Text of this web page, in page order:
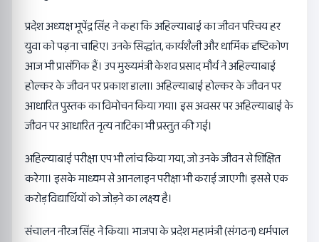
प्रदेश अध्यक्ष भूपेंद्र सिंह ने कहा कि अहिल्याबाई का जीवन परिचय हर
युवा को पढ़ना चाहिए। उनके सिद्धांत, कार्यशैली और धार्मिक दृष्टिकोण
आज भी प्रासंगिक हैं। उप मुख्यमंत्री केशव प्रसाद मौर्य ने अहिल्याबाई
होल्कर के जीवन पर प्रकाश डाला। अहिल्याबाई होल्कर के जीवन पर
आधारित पुस्तक का विमोचन किया गया। इस अवसर पर अहिल्याबाई के
जीवन पर आधारित नृत्य नाटिका भी प्रस्तुत की गई।
अहिल्याबाई परीक्षा एप भी लांच किया गया, जो उनके जीवन से शिक्षित
करेगा। इसके माध्यम से आनलाइन परीक्षा भी कराई जाएगी। इससे एक
करोड़ विद्यार्थियों को जोड़ने का लक्ष्य है।
संचालन नीरज सिंह ने किया। भाजपा के प्रदेश महामंत्री (संगठन) धर्मपाल